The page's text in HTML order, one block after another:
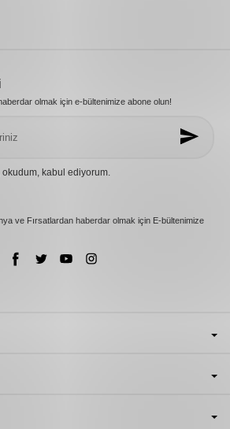
olmak için e-bültenimize abone olun!
, okudum, kabul ediyorum.
ve Fırsatlardan haberdar olmak için E-bültenimize